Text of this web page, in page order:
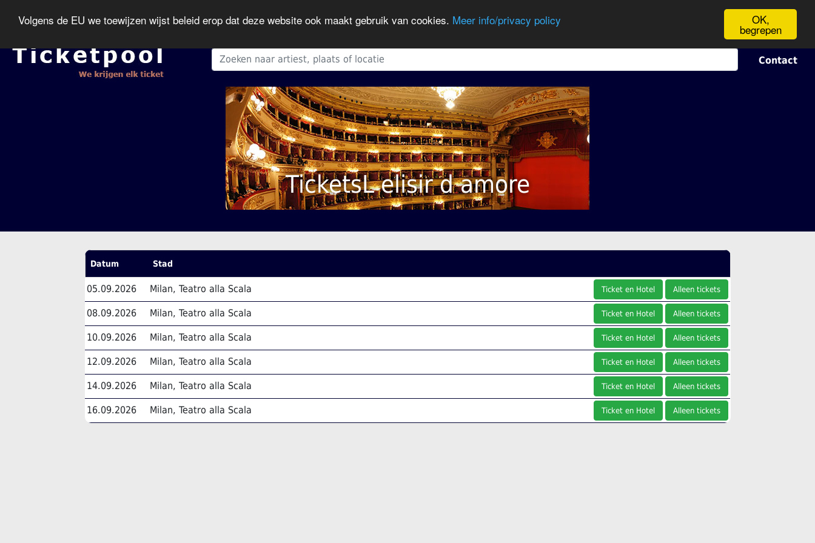
OK,
begrepen
Volgens de EU we toewijzen wijst beleid erop dat deze website ook maakt gebruik van cookies. Meer info/privacy policy
Contact
TicketsL elisir d amore
Datum Stad
05.09.2026 Milan, Teatro alla Scala Ticket en Hotel Alleen tickets
08.09.2026 Milan, Teatro alla Scala Ticket en Hotel Alleen tickets
10.09.2026 Milan, Teatro alla Scala Ticket en Hotel Alleen tickets
12.09.2026 Milan, Teatro alla Scala Ticket en Hotel Alleen tickets
14.09.2026 Milan, Teatro alla Scala Ticket en Hotel Alleen tickets
16.09.2026 Milan, Teatro alla Scala Ticket en Hotel Alleen tickets